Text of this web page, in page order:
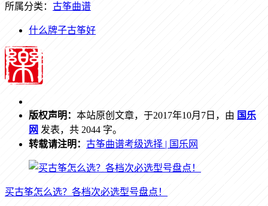
所属分类： 古筝曲谱
什么牌子古筝好
版权声明： 本站原创文章，于2017年10月7日，由 国乐
网 发表，共 2044 字。
转载请注明： 古筝曲谱考级选择 | 国乐网
买古筝怎么选？各档次必选型号盘点！